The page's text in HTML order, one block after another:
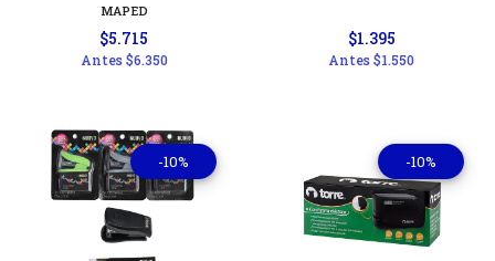
MAPED
$5.715
Antes$6.350
$1.395
Antes$1.550
-10% -10%